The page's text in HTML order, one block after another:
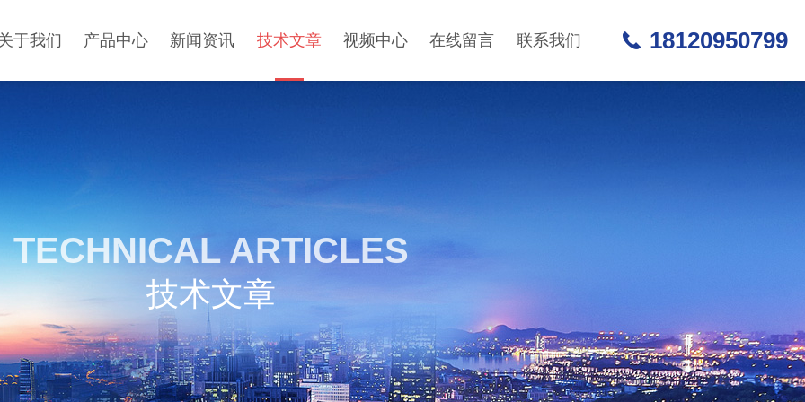
于我们 产品中心 新闻资讯 技术文章 视频中心 在线留言 联系我们 18120950799
TECHNICAL ARTICLES
技术文章